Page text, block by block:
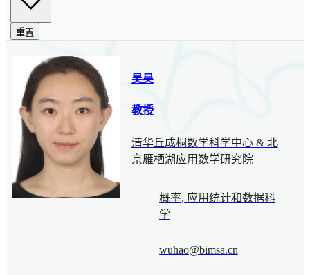
重置
吴昊
教授
清华丘成桐数学科学中心 & 北
京雁栖湖应用数学研究院
概率, 应用统计和数据科
学
wuhao@bimsa.cn